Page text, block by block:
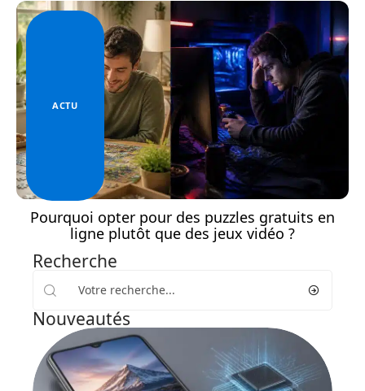
ACTU
Pourquoi opter pour des puzzles gratuits en
ligne plutôt que des jeux vidéo ?
Recherche
Nouveautés